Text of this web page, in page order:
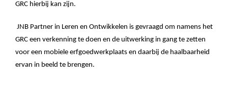
GRC hierbij kan zijn.
JNB Partner in Leren en Ontwikkelen is gevraagd om namens het
GRC een verkenning te doen en de uitwerking in gang te zetten
voor een mobiele erfgoedwerkplaats en daarbij de haalbaarheid
ervan in beeld te brengen.